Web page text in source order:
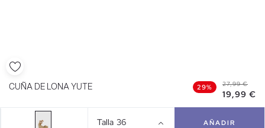
CUÑA DE LONA YUTE 29% 27,99 €
19,99 €
Talla 36 AÑADIR